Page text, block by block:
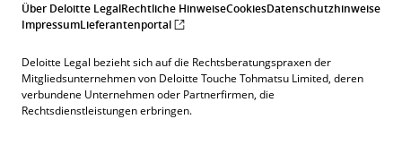
Über Deloitte LegalRechtliche HinweiseCookiesDatenschutzhinweise
ImpressumLieferantenportal
Deloitte Legal bezieht sich auf die Rechtsberatungspraxen der
Mitgliedsunternehmen von Deloitte Touche Tohmatsu Limited, deren
verbundene Unternehmen oder Partnerfirmen, die
Rechtsdienstleistungen erbringen.